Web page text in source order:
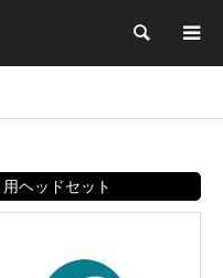
検索
ヘッドセット